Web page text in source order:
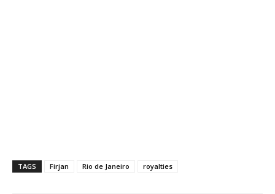
TAGS Firjan Rio de Janeiro royalties